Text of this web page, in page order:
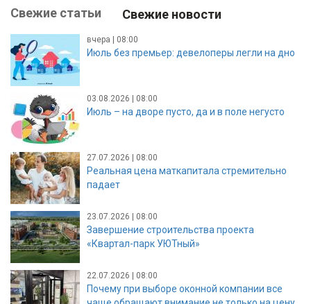
Свежие статьи Свежие новости
вчера | 08:00
Июль без премьер: девелоперы легли на дно
03.08.2026 | 08:00
Июль – на дворе пусто, да и в поле негусто
27.07.2026 | 08:00
Реальная цена маткапитала стремительно
падает
23.07.2026 | 08:00
Завершение строительства проекта
«Квартал-парк УЮТный»
22.07.2026 | 08:00
Почему при выборе оконной компании все